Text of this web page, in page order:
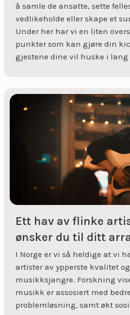
å samle de ansatte, sette
vedlikeholde eller skape et
Under her har vi en liten
punkter som kan gjøre din
gjestene dine vil huske i lang
Ett hav av flinke
ønsker du til ditt
I Norge er vi så heldige at vi
artister av ypperste kvalitet
musikksjangre. Forskning
musikk er assosiert med
problemløsning, samt økt